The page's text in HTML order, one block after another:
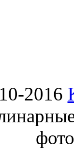
2016